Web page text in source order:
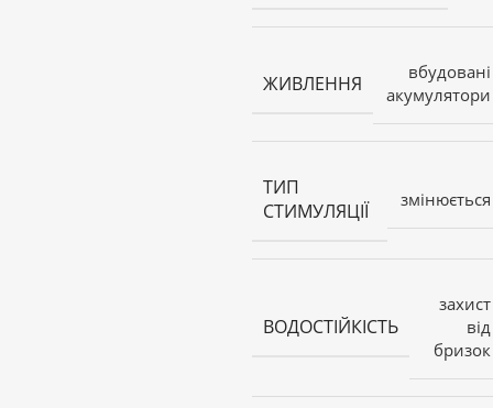
ЖИВЛЕННЯ
вбудовані
акумулятори
ТИП
СТИМУЛЯЦІЇ
змінюється
ВОДОСТІЙКІСТЬ
захист
від
бризок